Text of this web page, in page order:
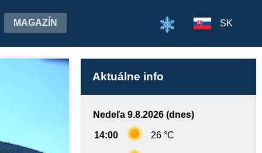
MAGAZÍN SK
Aktuálne info
Nedeľa 9.8.2026 (dnes)
14:00 26 °C